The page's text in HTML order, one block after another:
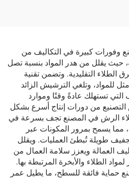
وفورات كبيرة في التكاليف من
حيث يقلل من هدر المواد بنسبة تصل
بطرق الطلاء التقليدية. وتضمن تقنية
للمواد، وتلغي الترشيش الزائد
تستهلك عادةً وقتًا وموارد
التصنيع من دورات إنتاج أسرع بشكل
الرش في المصنع تجف بسرعة في
يسمح بمرور المكونات عبر
طويلة تُبطئ العمليات. ويقلل
العمالة ويعزز سلامة العمال من
الطلاء والأبخرة المرتبطة بها.
حماية فائقة للسطح، ما يطيل عمر